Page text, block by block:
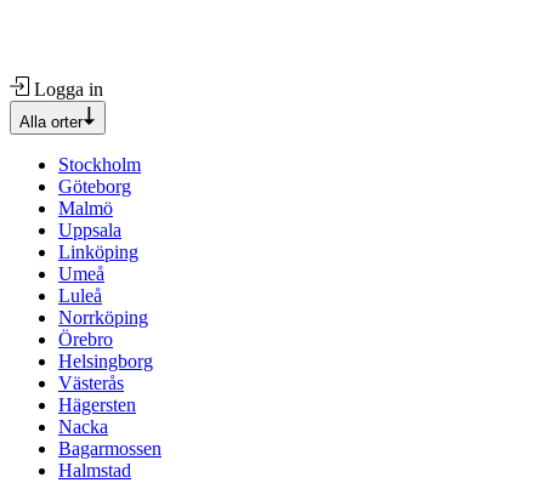
Logga in
Alla orter
Stockholm
Göteborg
Malmö
Uppsala
Linköping
Umeå
Luleå
Norrköping
Örebro
Helsingborg
Västerås
Hägersten
Nacka
Bagarmossen
Halmstad